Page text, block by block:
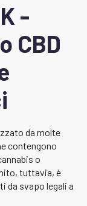
-
CBD
da molte
contengono
o
tuttavia, è
da svapo legali a